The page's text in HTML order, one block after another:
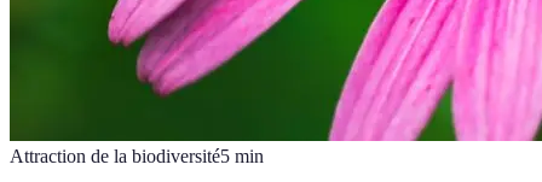
Attraction de la biodiversité5 min